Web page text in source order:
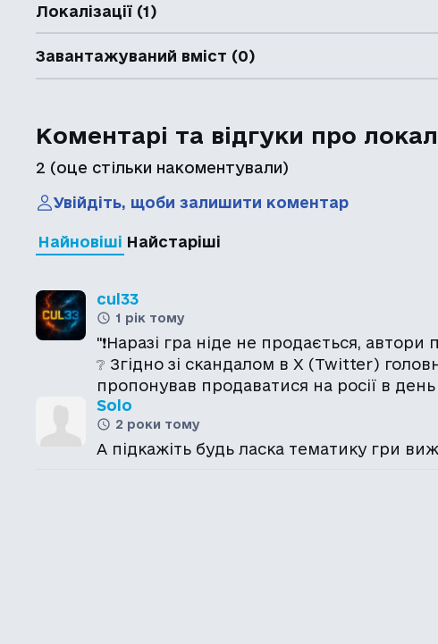
Локалізації (1)
Завантажуваний вміст (0)
Коментарі та відгуки про
2 (оце стільки накоментували)
Увійдіть, щоби залишити коментар
Найновіші Найстаріші
cul33
1 рік тому
"❗️Наразі гра ніде не продається,
❔ Згідно зі скандалом в Х (Twitter)
пропонував продаватися на росії в
Solo
2 роки тому
А підкажіть будь ласка тематику гри